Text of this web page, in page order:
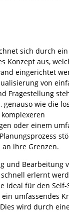
sich durch
Konzept aus,
eingerichtet
von
Fragestellung
genauso wie die
oder einem
an ihre Grenzen.
und Bearbeitung
erlernt
ideal für den Self-
umfassendes
wird durch